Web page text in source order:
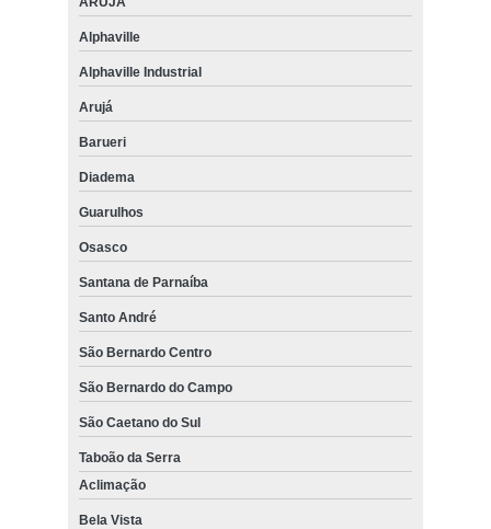
Alphaville
Alphaville Industrial
Arujá
Barueri
Diadema
Guarulhos
Osasco
Santana de Parnaíba
Santo André
São Bernardo Centro
São Bernardo do Campo
São Caetano do Sul
Taboão da Serra
Aclimação
Bela Vista